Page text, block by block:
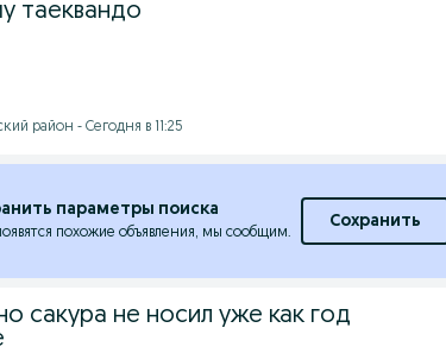
таеквандо
район - Сегодня в 11:25
параметры поиска
похожие объявления, мы сообщим.
Сохранить
сакура не носил уже как год